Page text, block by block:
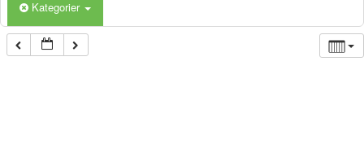
Kategorier